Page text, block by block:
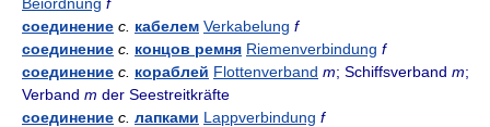
соединение с. кабелем Verkabelung f
соединение с. концов ремня Riemenverbindung f
соединение с. кораблей Flottenverband m; Schiffsverband m;
Verband m der Seestreitkräfte
соединение с. лапками Lappverbindung f